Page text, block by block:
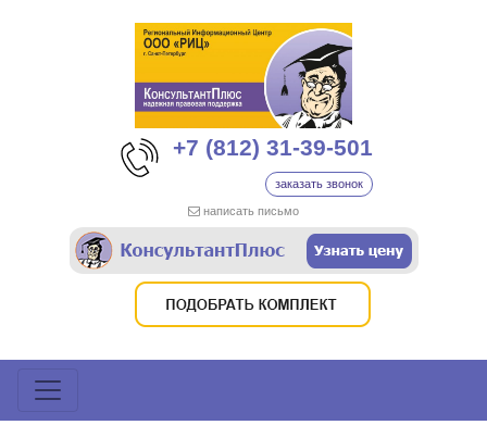
+7 (812) 31-39-501
заказать звонок
написать письмо